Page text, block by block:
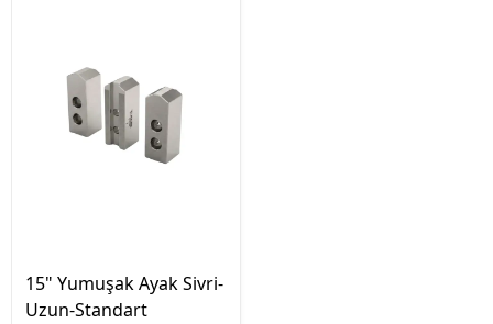
15" Yumuşak Ayak Sivri-
Uzun-Standart